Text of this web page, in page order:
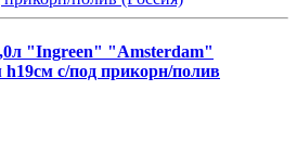
"Ingreen" "Amsterdam"
с/под прикорн/полив